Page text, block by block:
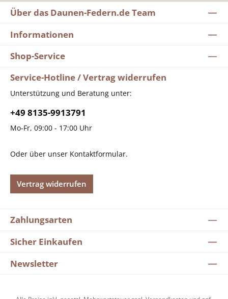
Über das Daunen-Federn.de Team
Informationen
Shop-Service
Service-Hotline / Vertrag widerrufen
Unterstützung und Beratung unter:
+49 8135-9913791
Mo-Fr, 09:00 - 17:00 Uhr
Oder über unser Kontaktformular.
Vertrag widerrufen
Zahlungsarten
Sicher Einkaufen
Newsletter